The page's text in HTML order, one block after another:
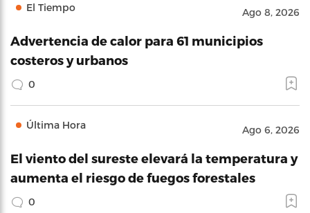
El Tiempo Ago 8, 2026
Advertencia de calor para 61 municipios
costeros y urbanos
0
Última Hora Ago 6, 2026
El viento del sureste elevará la temperatura y
aumenta el riesgo de fuegos forestales
0